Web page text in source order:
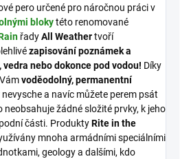
pero určené pro náročnou práci v
blokytéto renomované
řadyAll Weathertvoří
zapisování poznámek a
nebo dokonce pod vodou! Díky
voděodolný, permanentní
nevysche a navíc můžete perem psát
neobsahuje žádné složité prvky, k jeho
části. ProduktyRite in the
mnoha armádními speciálními
geology a dalšími, kdo